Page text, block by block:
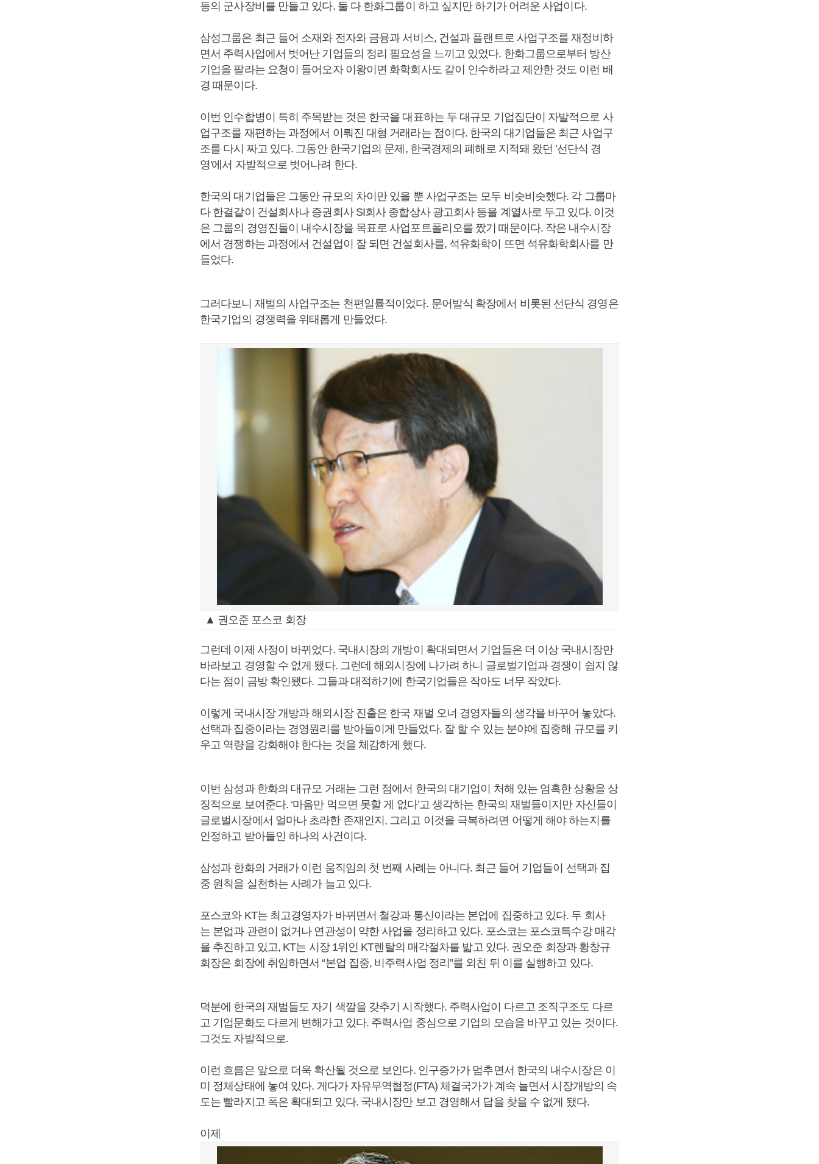
등의 군사장비를 만들고 있다. 둘 다 한화그룹이 하고 싶지만 하기가 어려운 사업이다.
삼성그룹은 최근 들어 소재와 전자와 금융과 서비스, 건설과 플랜트로 사업구조를 재정비하
면서 주력사업에서 벗어난 기업들의 정리 필요성을 느끼고 있었다. 한화그룹으로부터 방산
기업을 팔라는 요청이 들어오자 이왕이면 화학회사도 같이 인수하라고 제안한 것도 이런 배
경 때문이다.
이번 인수합병이 특히 주목받는 것은 한국을 대표하는 두 대규모 기업집단이 자발적으로 사
업구조를 재편하는 과정에서 이뤄진 대형 거래라는 점이다. 한국의 대기업들은 최근 사업구
조를 다시 짜고 있다. 그동안 한국기업의 문제, 한국경제의 폐해로 지적돼 왔던 '선단식 경
영'에서 자발적으로 벗어나려 한다.
한국의 대기업들은 그동안 규모의 차이만 있을 뿐 사업구조는 모두 비슷비슷했다. 각 그룹마
다 한결같이 건설회사나 증권회사 SI회사 종합상사 광고회사 등을 계열사로 두고 있다. 이것
은 그룹의 경영진들이 내수시장을 목표로 사업포트폴리오를 짰기 때문이다. 작은 내수시장
에서 경쟁하는 과정에서 건설업이 잘 되면 건설회사를, 석유화학이 뜨면 석유화학회사를 만
들었다.
그러다보니 재벌의 사업구조는 천편일률적이었다. 문어발식 확장에서 비롯된 선단식 경영은
한국기업의 경쟁력을 위태롭게 만들었다.
▲ 권오준 포스코 회장
그런데 이제 사정이 바뀌었다. 국내시장의 개방이 확대되면서 기업들은 더 이상 국내시장만
바라보고 경영할 수 없게 됐다. 그런데 해외시장에 나가려 하니 글로벌기업과 경쟁이 쉽지 않
다는 점이 금방 확인됐다. 그들과 대적하기에 한국기업들은 작아도 너무 작았다.
이렇게 국내시장 개방과 해외시장 진출은 한국 재벌 오너 경영자들의 생각을 바꾸어 놓았다.
선택과 집중이라는 경영원리를 받아들이게 만들었다. 잘 할 수 있는 분야에 집중해 규모를 키
우고 역량을 강화해야 한다는 것을 체감하게 했다.
이번 삼성과 한화의 대규모 거래는 그런 점에서 한국의 대기업이 처해 있는 엄혹한 상황을 상
징적으로 보여준다. ‘마음만 먹으면 못할 게 없다’고 생각하는 한국의 재벌들이지만 자신들이
글로벌시장에서 얼마나 초라한 존재인지, 그리고 이것을 극복하려면 어떻게 해야 하는지를
인정하고 받아들인 하나의 사건이다.
삼성과 한화의 거래가 이런 움직임의 첫 번째 사례는 아니다. 최근 들어 기업들이 선택과 집
중 원칙을 실천하는 사례가 늘고 있다.
포스코와 KT는 최고경영자가 바뀌면서 철강과 통신이라는 본업에 집중하고 있다. 두 회사
는 본업과 관련이 없거나 연관성이 약한 사업을 정리하고 있다. 포스코는 포스코특수강 매각
을 추진하고 있고, KT는 시장 1위인 KT렌탈의 매각절차를 밟고 있다. 권오준 회장과 황창규
회장은 회장에 취임하면서 “본업 집중, 비주력사업 정리”를 외친 뒤 이를 실행하고 있다.
덕분에 한국의 재벌들도 자기 색깔을 갖추기 시작했다. 주력사업이 다르고 조직구조도 다르
고 기업문화도 다르게 변해가고 있다. 주력사업 중심으로 기업의 모습을 바꾸고 있는 것이다.
그것도 자발적으로.
이런 흐름은 앞으로 더욱 확산될 것으로 보인다. 인구증가가 멈추면서 한국의 내수시장은 이
미 정체상태에 놓여 있다. 게다가 자유무역협정(FTA) 체결국가가 계속 늘면서 시장개방의 속
도는 빨라지고 폭은 확대되고 있다. 국내시장만 보고 경영해서 답을 찾을 수 없게 됐다.
이제